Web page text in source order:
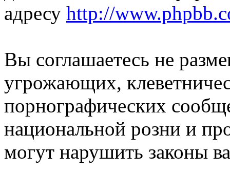
адресу http://
Вы соглашаетесь не
угрожающих,
порнографических
национальной розни и
могут нарушить законы